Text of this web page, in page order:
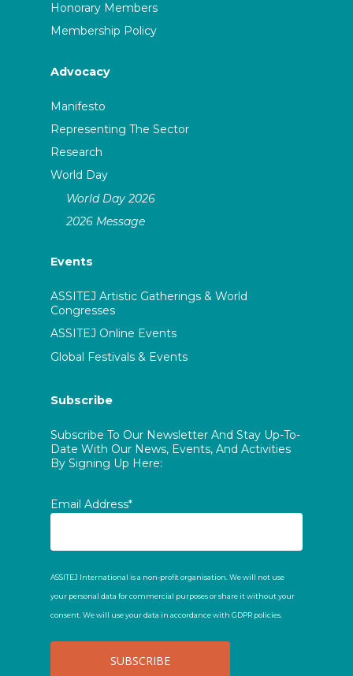
Honorary Members
Membership Policy
Advocacy
Manifesto
Representing The Sector
Research
World Day
World Day 2026
2026 Message
Events
ASSITEJ Artistic Gatherings & World
Congresses
ASSITEJ Online Events
Global Festivals & Events
Subscribe
Subscribe To Our Newsletter And Stay Up-To-
Date With Our News, Events, And Activities
By Signing Up Here:
Email Address*
ASSITEJ International is a non-profit organisation. We will not use
your personal data for commercial purposes or share it without your
consent. We will use your data in accordance with GDPR policies.